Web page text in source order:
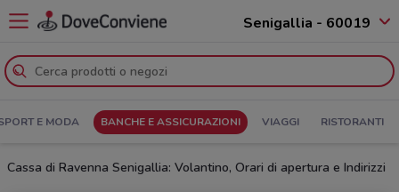
Senigallia - 60019
E MODA BANCHE E ASSICURAZIONI VIAGGI RISTORANTI
Cassa di Ravenna Senigallia: Volantino, Orari di apertura e Indirizzi